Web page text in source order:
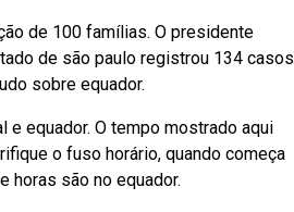
de 100 famílias. O presidente
de são paulo registrou 134 casos
sobre equador.
equador. O tempo mostrado aqui
o fuso horário, quando começa
horas são no equador.